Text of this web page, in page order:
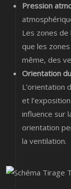
Pression
Les zones
que les
même, des
Orientation
L’orientation
et
influence sur
orientation
la ventilation.